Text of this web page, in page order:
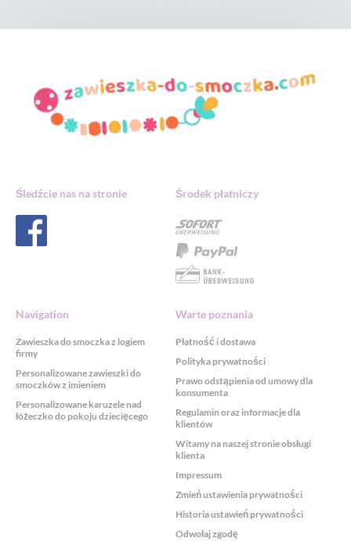
Śledźcie nas na stronie Środek płatniczy
Navigation
Zawieszka do smoczka z logiem
firmy
Personalizowane zawieszki do
smoczków z imieniem
Personalizowane karuzele nad
łóżeczko do pokoju dziecięcego
Warte poznania
Płatność i dostawa
Polityka prywatności
Prawo odstąpienia od umowy dla
konsumenta
Regulamin oraz informacje dla
klientów
Witamy na naszej stronie obsługi
klienta
Impressum
Zmień ustawienia prywatności
Historia ustawień prywatności
Odwołaj zgodę